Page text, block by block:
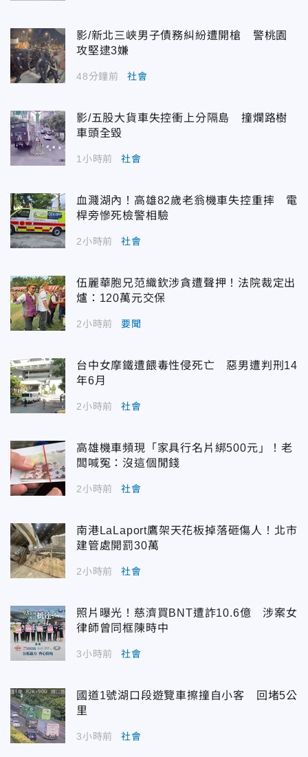
影/新北三峽男子債務糾紛遭開槍 警桃園
攻堅逮3嫌
48分鐘前 社會
影/五股大貨車失控衝上分隔島 撞爛路樹
車頭全毀
1小時前 社會
血濺湖內！高雄82歲老翁機車失控重摔 電
桿旁慘死檢警相驗
2小時前 社會
伍麗華胞兄范織欽涉貪遭聲押！法院裁定出
爐：120萬元交保
2小時前 要聞
台中女摩鐵遭餵毒性侵死亡 惡男遭判刑14
年6月
2小時前 社會
高雄機車頻現「家具行名片綁500元」！老
闆喊冤：沒這個閒錢
2小時前 社會
南港LaLaport鷹架天花板掉落砸傷人！北市
建管處開罰30萬
2小時前 社會
照片曝光！慈濟買BNT遭詐10.6億 涉案女
律師曾同框陳時中
3小時前 社會
國道1號湖口段遊覽車擦撞自小客 回堵5公
里
3小時前 社會